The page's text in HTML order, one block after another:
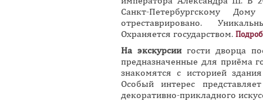
Санкт-Петербургскому
отреставрировано.
Охраняется государством.
На экскурсии гости дворца
предназначенные для приёма
знакомятся с историей
Особый интерес
декоративно-прикладного